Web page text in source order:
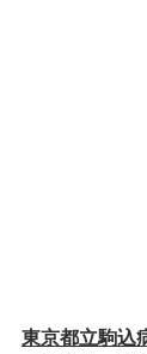
東京都立駒込